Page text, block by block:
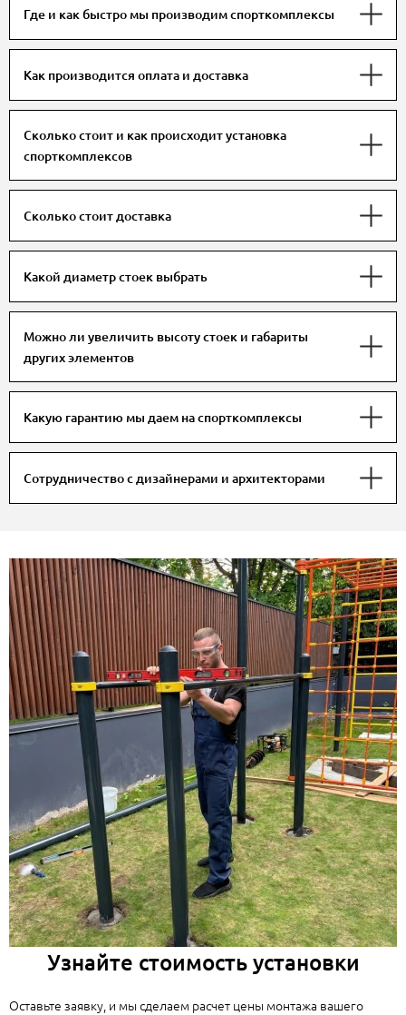
Где и как быстро мы производим спорткомплексы
Как производится оплата и доставка
Сколько стоит и как происходит установка
спорткомплексов
Сколько стоит доставка
Какой диаметр стоек выбрать
Можно ли увеличить высоту стоек и габариты
других элементов
Какую гарантию мы даем на спорткомплексы
Сотрудничество с дизайнерами и архитекторами
Узнайте стоимость установки
Оставьте заявку, и мы сделаем расчет цены монтажа вашего